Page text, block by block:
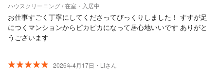
ハウスクリーニング / 在室・入居中
お仕事すごく丁寧にしてくださってびっくりしました！ すすが足
につくマンションからピカピカになって居心地いいです ありがと
うございます
2026年4月17日・Liさん